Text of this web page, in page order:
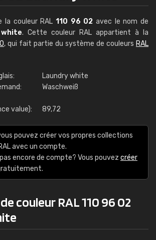
la couleur RAL 110 96 02 avec le nom de
. Cette couleur RAL appartient à la
, qui fait partie du système de couleurs RAL
Laundry white
Waschweiß
value): 89,72
pouvez créer vos propres collections
avec un compte.
encore de compte? Vous pouvez créer
couleur RAL 110 96 02